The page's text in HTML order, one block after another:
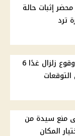
محضر إثبات حالة
ترد
البحوث الفلكية تحسم مزاعم وقوع زلزال غدًا 6
منع سيدة من
المكان